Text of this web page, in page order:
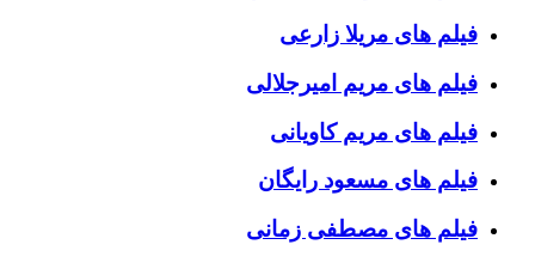
فیلم های مریلا زارعی
فیلم های مریم امیرجلالی
فیلم های مریم کاویانی
فیلم های مسعود رایگان
فیلم های مصطفی زمانی